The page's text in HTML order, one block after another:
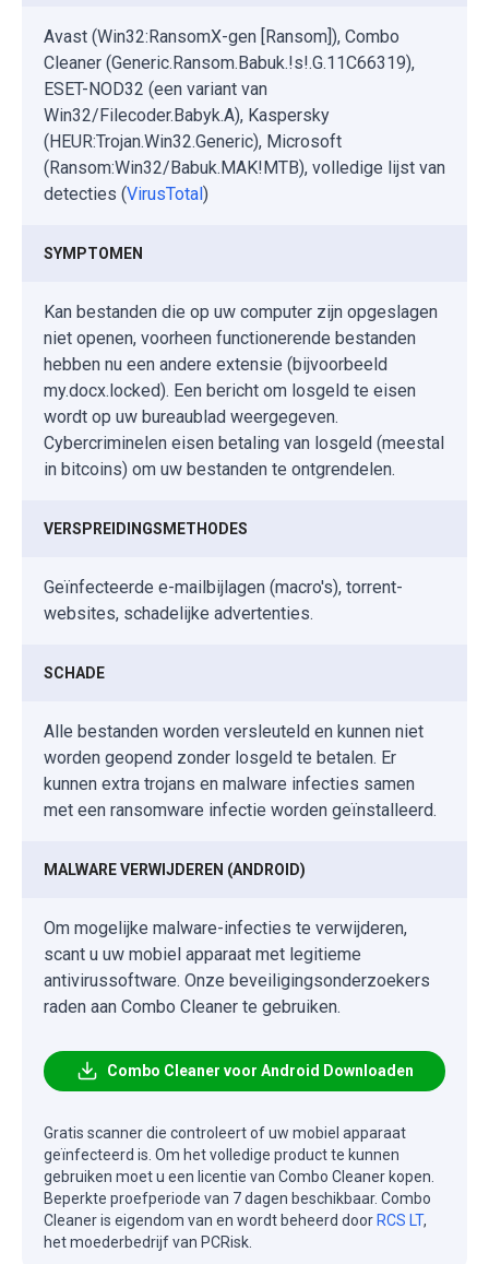
Avast (Win32:RansomX-gen [Ransom]), Combo
Cleaner (Generic.Ransom.Babuk.!s!.G.11C66319),
ESET-NOD32 (een variant van
Win32/Filecoder.Babyk.A), Kaspersky
(HEUR:Trojan.Win32.Generic), Microsoft
(Ransom:Win32/Babuk.MAK!MTB), volledige lijst van
detecties (VirusTotal)
SYMPTOMEN
Kan bestanden die op uw computer zijn opgeslagen
niet openen, voorheen functionerende bestanden
hebben nu een andere extensie (bijvoorbeeld
my.docx.locked). Een bericht om losgeld te eisen
wordt op uw bureaublad weergegeven.
Cybercriminelen eisen betaling van losgeld (meestal
in bitcoins) om uw bestanden te ontgrendelen.
VERSPREIDINGSMETHODES
Geïnfecteerde e-mailbijlagen (macro's), torrent-
websites, schadelijke advertenties.
SCHADE
Alle bestanden worden versleuteld en kunnen niet
worden geopend zonder losgeld te betalen. Er
kunnen extra trojans en malware infecties samen
met een ransomware infectie worden geïnstalleerd.
MALWARE VERWIJDEREN (ANDROID)
Om mogelijke malware-infecties te verwijderen,
scant u uw mobiel apparaat met legitieme
antivirussoftware. Onze beveiligingsonderzoekers
raden aan Combo Cleaner te gebruiken.
Combo Cleaner voor Android Downloaden
Gratis scanner die controleert of uw mobiel apparaat
geïnfecteerd is. Om het volledige product te kunnen
gebruiken moet u een licentie van Combo Cleaner kopen.
Beperkte proefperiode van 7 dagen beschikbaar. Combo
Cleaner is eigendom van en wordt beheerd door RCS LT,
het moederbedrijf van PCRisk.